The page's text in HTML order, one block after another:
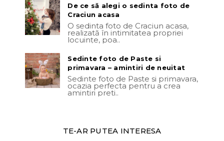
De ce să alegi o sedinta foto de
Craciun acasa
O sedinta foto de Craciun acasa,
realizată în intimitatea propriei
locuințe, poa..
Sedinte foto de Paste si
primavara – amintiri de neuitat
Sedinte foto de Paste si primavara,
ocazia perfecta pentru a crea
amintiri preti..
TE-AR PUTEA INTERESA